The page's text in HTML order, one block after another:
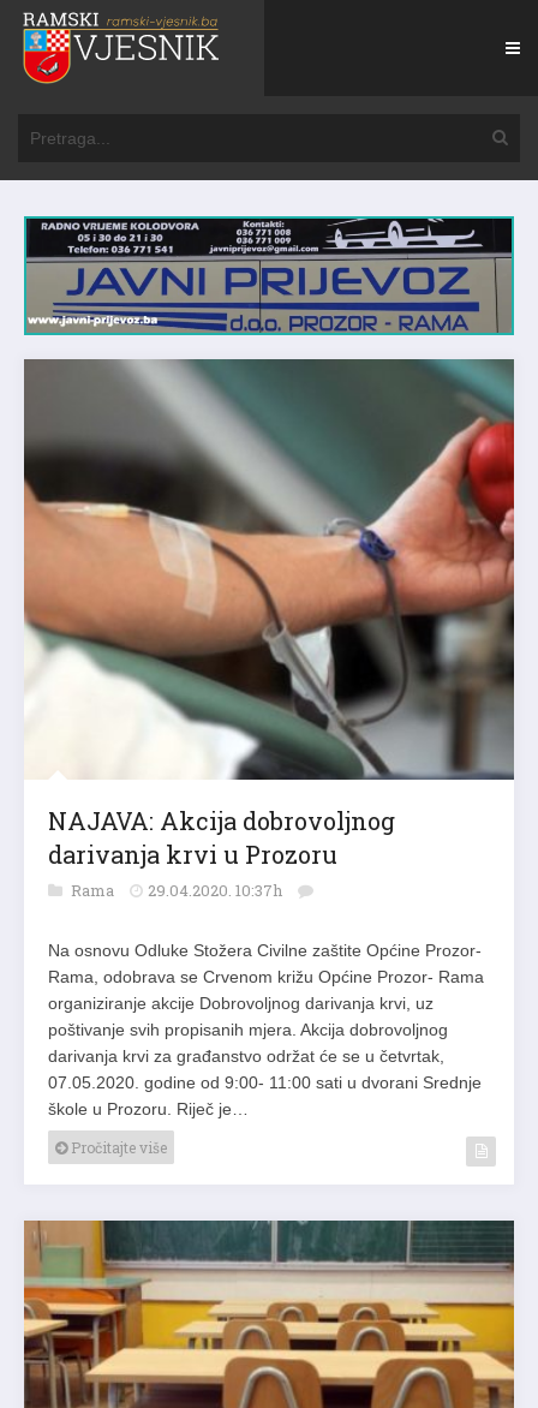
NAJAVA: Akcija dobrovoljnog
darivanja krvi u Prozoru
Rama 29.04.2020. 10:37h
Na osnovu Odluke Stožera Civilne zaštite Općine Prozor-
Rama, odobrava se Crvenom križu Općine Prozor- Rama
organiziranje akcije Dobrovoljnog darivanja krvi, uz
poštivanje svih propisanih mjera. Akcija dobrovoljnog
darivanja krvi za građanstvo održat će se u četvrtak,
07.05.2020. godine od 9:00- 11:00 sati u dvorani Srednje
škole u Prozoru. Riječ je…
Pročitajte više